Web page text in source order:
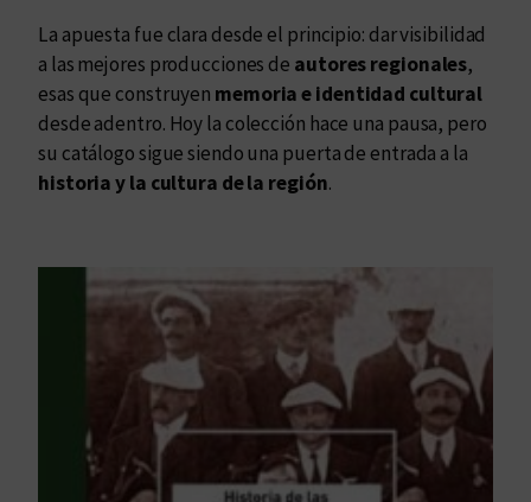
La apuesta fue clara desde el principio: dar visibilidad
a las mejores producciones de autores regionales,
esas que construyen memoria e identidad cultural
desde adentro. Hoy la colección hace una pausa, pero
su catálogo sigue siendo una puerta de entrada a la
historia y la cultura de la región.